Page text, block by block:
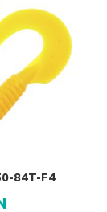
84T-F4